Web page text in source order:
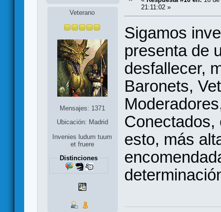
Veterano
Mensajes: 1371
Ubicación: Madrid
Invenies ludum tuum
et fruere
Distinciones
21:11:02 »
Sigamos
presenta de
desfallecer,
Baronets,
Conectados,
esto, más